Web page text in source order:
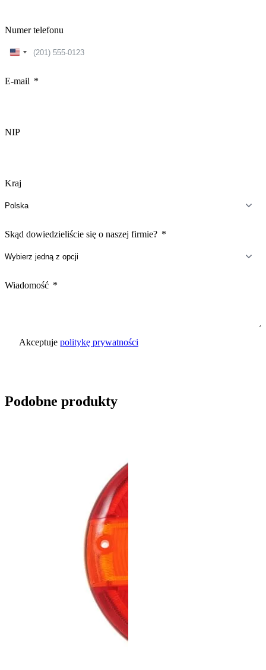
Numer telefonu
United
E-mail
NIP
Kraj
Skąd dowiedzieliście się o naszej firmie?
Wiadomość
Akceptuje politykę prywatności
Podobne produkty